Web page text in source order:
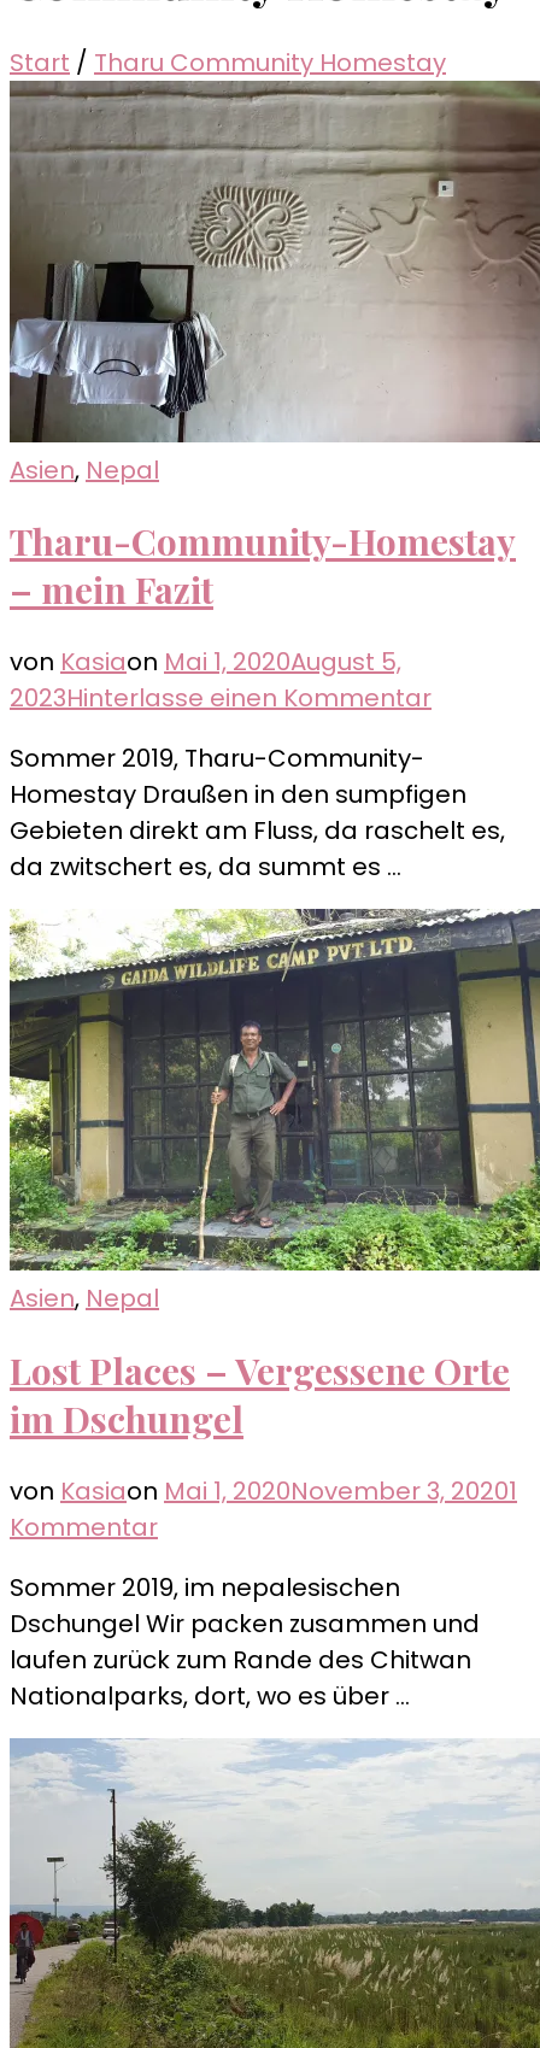
Start / Tharu Community Homestay
Asien, Nepal
Tharu-Community-Homestay
– mein Fazit
von Kasiaon Mai 1, 2020August 5,
2023Hinterlasse einen Kommentarzu
–
Fazit
Sommer 2019, Tharu-Community-
Homestay Draußen in den sumpfigen
Gebieten direkt am Fluss, da raschelt es,
da zwitschert es, da summt es …
Asien, Nepal
Lost Places – Vergessene Orte
im Dschungel
von Kasiaon Mai 1, 2020November 3, 20201
Kommentarzu
Places
–
Vergessene
Orte
im
Dschungel
Sommer 2019, im nepalesischen
Dschungel Wir packen zusammen und
laufen zurück zum Rande des Chitwan
Nationalparks, dort, wo es über …